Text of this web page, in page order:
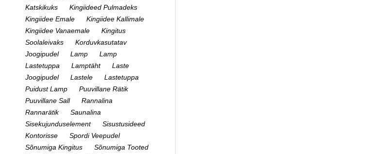
Katskikuks
Kingiideed Pulmadeks
Kingiidee Emale
Kingiidee Kallimale
Kingiidee Vanaemale
Kingitus
Soolaleivaks
Korduvkasutatav
Joogipudel
Lamp
Lamp
Lastetuppa
Lamptäht
Laste
Joogipudel
Lastele
Lastetuppa
Puidust Lamp
Puuvillane Rätik
Puuvillane Sall
Rannalina
Rannarätik
Saunalina
Sisekujunduselement
Sisustusideed
Kontorisse
Spordi Veepudel
Sõnumiga Kingitus
Sõnumiga Tooted